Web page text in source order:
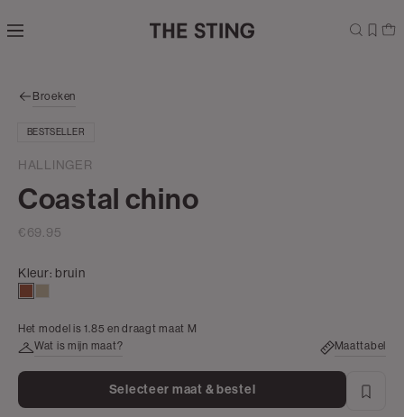
direct naar
zoekbalk
naar de
Broeken
BESTSELLER
HALLINGER
Coastal chino
€69.95
Kleur: bruin
Het model is 1.85 en draagt maat M
Wat is mijn maat?
Maattabel
Selecteer maat & bestel